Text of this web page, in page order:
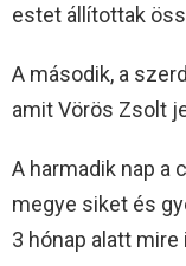
estet állítottak
A második, a
amit Vörös Zsolt
A harmadik nap a
megye siket és
3 hónap alatt